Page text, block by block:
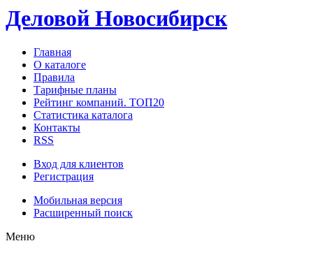
Деловой Новосибирск
Главная
О каталоге
Правила
Тарифные планы
Рейтинг компаний. ТОП20
Статистика каталога
Контакты
RSS
Вход для клиентов
Регистрация
Мобильная версия
Расширенный поиск
Меню